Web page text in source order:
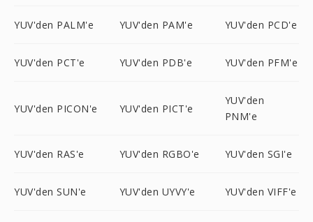
YUV'den PALM'e YUV'den PAM'e YUV'den PCD'e
YUV'den PCT'e YUV'den PDB'e YUV'den PFM'e
YUV'den PICON'e YUV'den PICT'e
YUV'den
PNM'e
YUV'den RAS'e YUV'den RGBO'e YUV'den SGI'e
YUV'den SUN'e YUV'den UYVY'e YUV'den VIFF'e